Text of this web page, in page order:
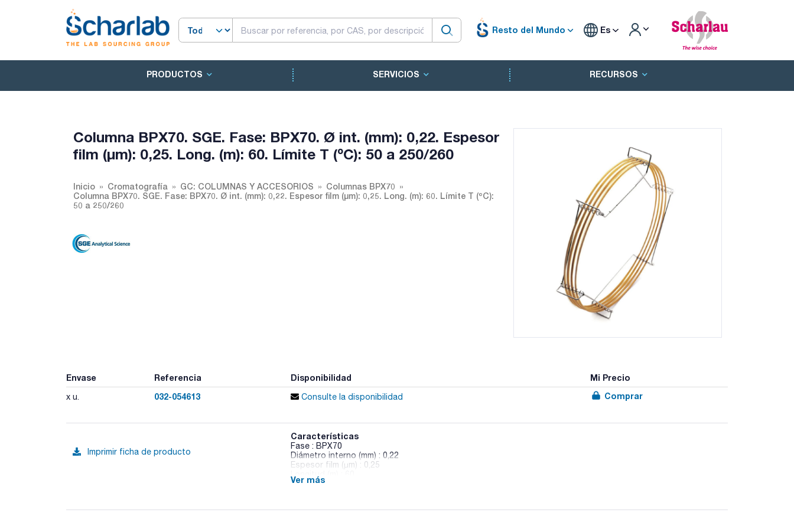
Resto del Mundo Es
PRODUCTOS SERVICIOS RECURSOS
Columna BPX70. SGE. Fase: BPX70. Ø int. (mm): 0,22. Espesor
film (µm): 0,25. Long. (m): 60. Límite T (ºC): 50 a 250/260
Inicio Cromatografía GC: COLUMNAS Y ACCESORIOS
Columnas BPX70
Columna BPX70. SGE. Fase: BPX70. Ø int. (mm): 0,22. Espesor film (µm): 0,25. Long. (m): 60. Límite T (ºC):
50 a 250/260
Envase Referencia Disponibilidad Mi Precio
x u. 032-054613 Consulte la disponibilidad Comprar
Imprimir ficha de producto
Características
Fase : BPX70
Diámetro interno (mm) : 0,22
Espesor film (µm) : 0,25
Límite temperatura (ºC) : 50 a 250/260
Fase: 70% Cianopropil Polisilfenileno-siloxano.
Ver más